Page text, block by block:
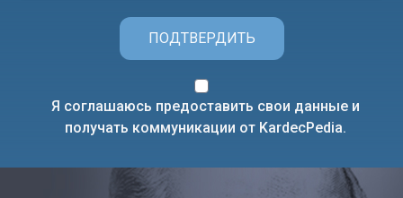
ПОДТВЕРДИТЬ
Я соглашаюсь предоставить свои данные и
получать коммуникации от KardecPedia.